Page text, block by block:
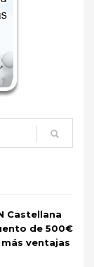
Castellana
de 500€
ventajas